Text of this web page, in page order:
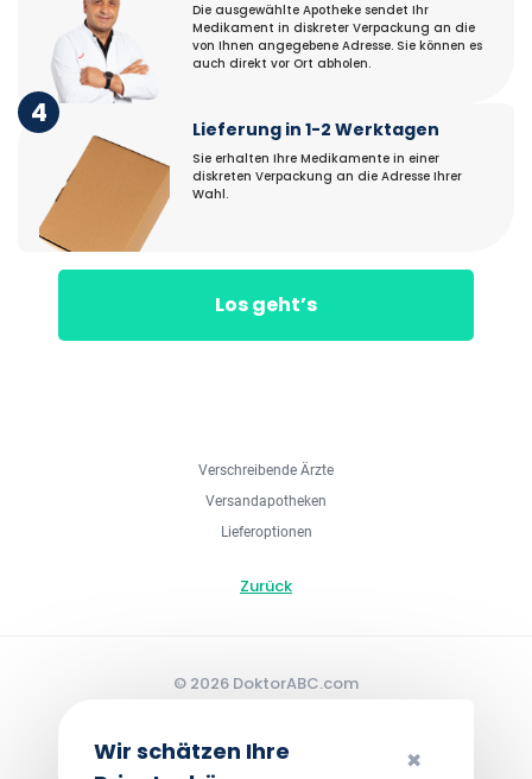
Die ausgewählte Apotheke sendet Ihr
Medikament in diskreter Verpackung an die
von Ihnen angegebene Adresse. Sie können es
auch direkt vor Ort abholen.
4 Lieferung in 1-2 Werktagen
Sie erhalten Ihre Medikamente in einer
diskreten Verpackung an die Adresse Ihrer
Wahl.
Los geht’s
Verschreibende Ärzte
Versandapotheken
Lieferoptionen
Zurück
© 2026 DoktorABC.com
✖
Wir schätzen Ihre